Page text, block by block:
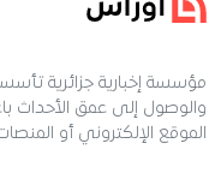
والوصول إلى عمق الأحداث
الموقع الإلكتروني أو